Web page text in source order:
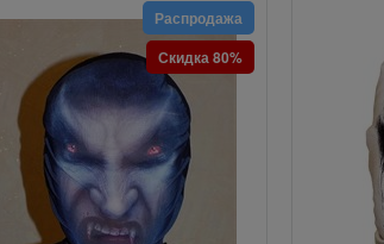
Распродажа
Скидка 80%